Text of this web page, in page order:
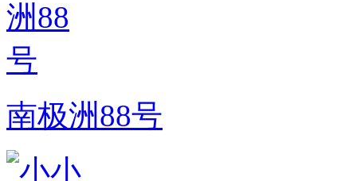
南极洲88号